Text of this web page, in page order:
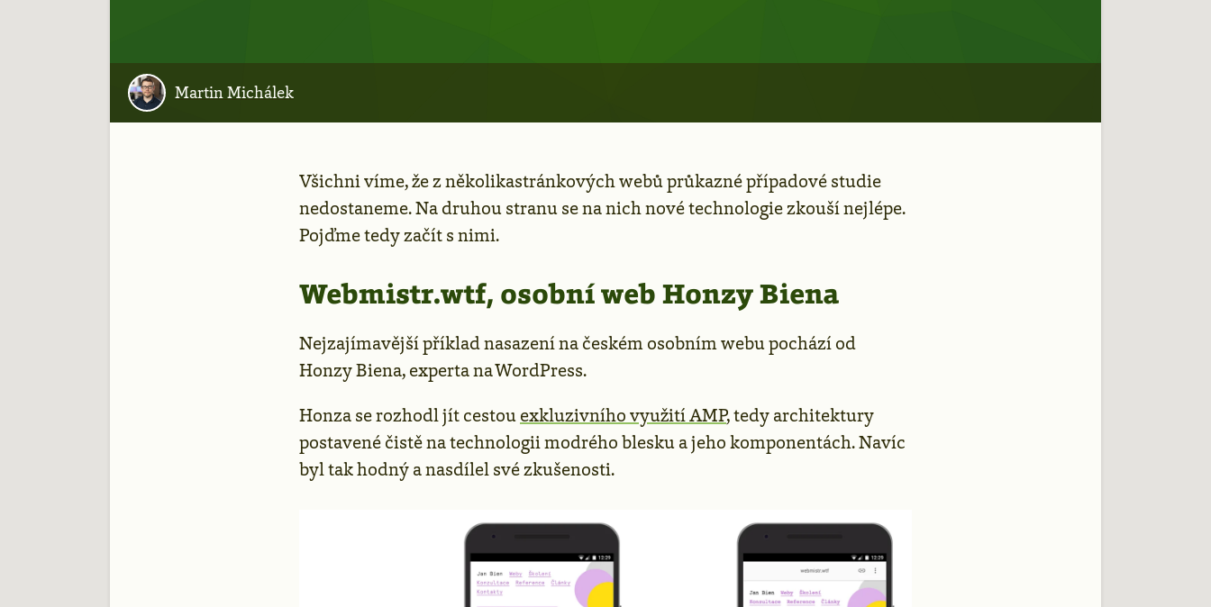
Martin Michálek
Všichni víme, že z několikastránkových webů průkazné případové studie
nedostaneme. Na druhou stranu se na nich nové technologie zkouší nejlépe.
Pojďme tedy začít s nimi.
Webmistr.wtf, osobní web Honzy Biena
Nejzajímavější příklad nasazení na českém osobním webu pochází od
Honzy Biena, experta na WordPress.
Honza se rozhodl jít cestouexkluzivního využití AMP, tedy architektury
postavené čistě na technologii modrého blesku a jeho komponentách. Navíc
byl tak hodný a nasdílel své zkušenosti.